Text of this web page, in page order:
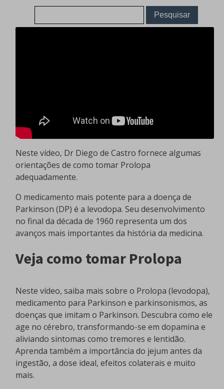
Neste vídeo, Dr Diego de Castro fornece algumas
orientações de como tomar Prolopa
adequadamente.
O medicamento mais potente para a doença de
Parkinson (DP) é a levodopa. Seu desenvolvimento
no final da década de 1960 representa um dos
avanços mais importantes da história da medicina.
Veja como tomar Prolopa
Neste vídeo, saiba mais sobre o Prolopa (levodopa),
medicamento para Parkinson e parkinsonismos, as
doenças que imitam o Parkinson. Descubra como ele
age no cérebro, transformando-se em dopamina e
aliviando sintomas como tremores e lentidão.
Aprenda também a importância do jejum antes da
ingestão, a dose ideal, efeitos colaterais e muito
mais.